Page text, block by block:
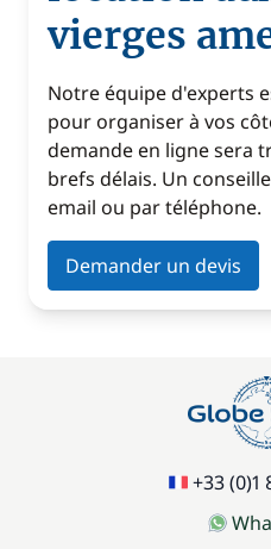
vierges
Notre équipe d'experts
pour organiser à vos
demande en ligne sera
brefs délais. Un
email ou par téléphone.
Demander un devis
+33 (0)1